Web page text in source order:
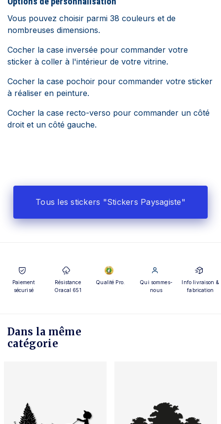
Vous pouvez choisir parmi 38 couleurs et de
nombreuses dimensions.
Cocher la case inversée pour commander votre
sticker à coller à l'intérieur de votre vitrine.
Cocher la case pochoir pour commander votre sticker
à réaliser en peinture.
Cocher la case recto-verso pour commander un côté
droit et un côté gauche.
Tous les stickers "Stickers Paysagiste"
Paiement
sécurisé
Résistance
Oracal 651
Qualité Pro.
Qui sommes-
nous
Info livraison &
fabrication
Dans la même
catégorie